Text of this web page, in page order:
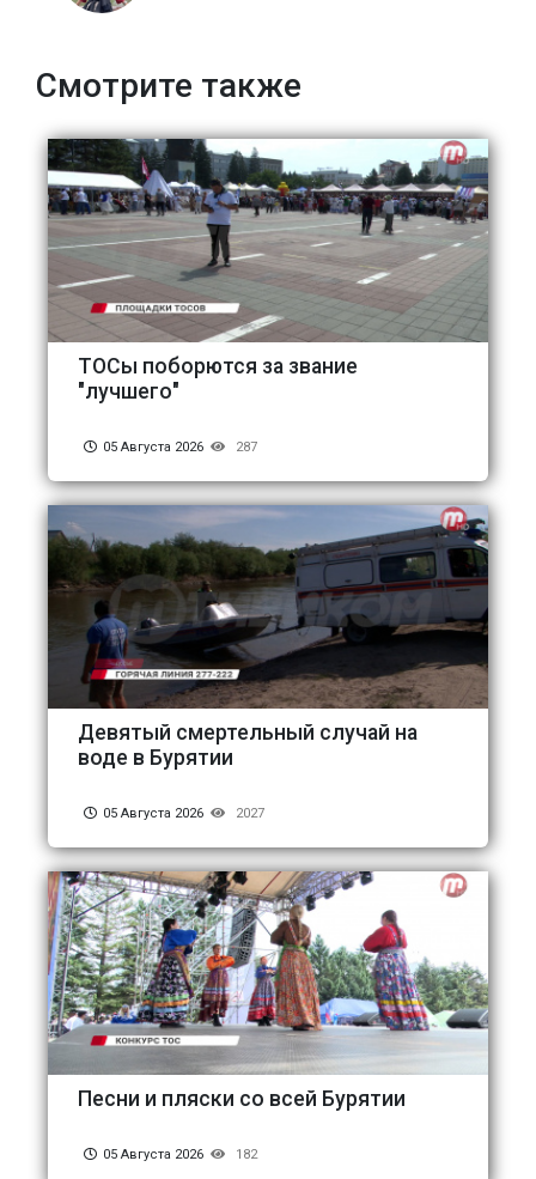
Смотрите также
ТОСы поборются за звание
"лучшего"
05 Августа 2026 287
Девятый смертельный случай на
воде в Бурятии
05 Августа 2026 2027
Песни и пляски со всей Бурятии
05 Августа 2026 182